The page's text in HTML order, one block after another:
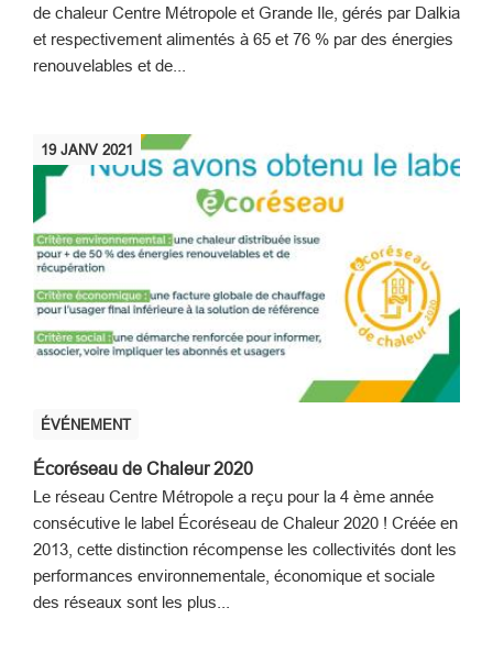
de chaleur Centre Métropole et Grande Ile, gérés par Dalkia
et respectivement alimentés à 65 et 76 % par des énergies
renouvelables et de...
19JANV 2021
Écoréseau de Chaleur 2020
Le réseau Centre Métropole a reçu pour la 4 ème année
consécutive le label Écoréseau de Chaleur 2020 ! Créée en
2013, cette distinction récompense les collectivités dont les
performances environnementale, économique et sociale
des réseaux sont les plus...
ÉVÉNEMENT